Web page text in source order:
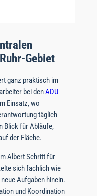
Gebiet
ganz praktisch im
bei denADU
Einsatz, wo
täglich
Blick für Abläufe,
der Fläche.
Albert Schritt für
sich fachlich wie
Aufgaben hinein.
und Koordination